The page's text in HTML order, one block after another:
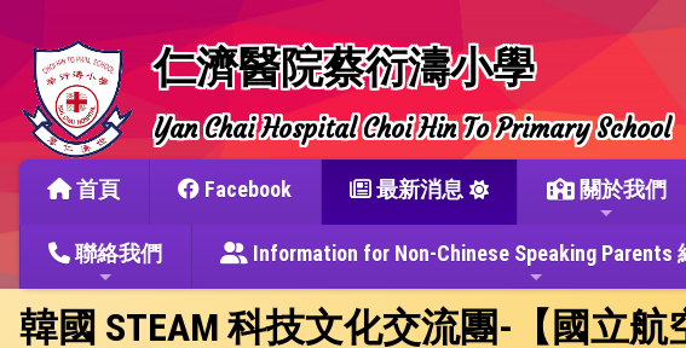
仁濟醫院蔡衍濤小學
Yan Chai Hospital Choi Hin To Primary School
首頁 Facebook 最新消息 關於我們
聯絡我們 Information for Non-Chinese Speaking
韓國 STEAM 科技文化交流團-【國立航